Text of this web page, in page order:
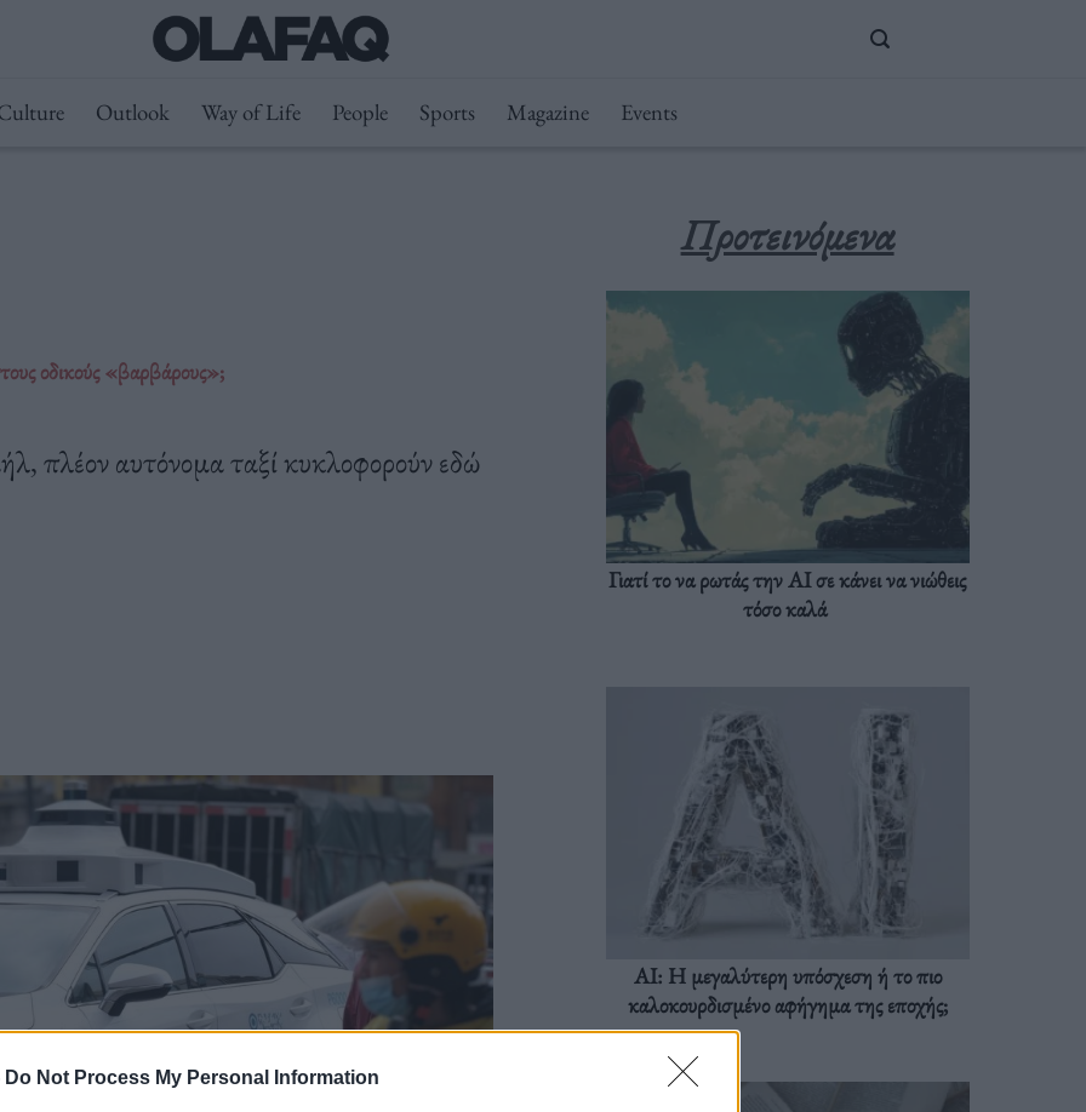
Do Not Process My Personal Information
Outlook Way of Life People Sports Magazine Events
οδικούς «βαρβάρους»;
πλέον αυτόνομα ταξί κυκλοφορούν εδώ
Προτεινόμενα
Γιατί το να ρωτάς την AI σε κάνει να νιώθεις
τόσο καλά
AI: Η μεγαλύτερη υπόσχεση ή το πιο
καλοκουρδισμένο αφήγημα της εποχής;